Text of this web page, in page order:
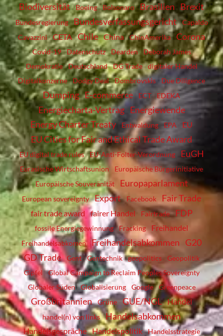
Biodiversität Boeing Bolsonaro Brasilien Brexit
Bundesregierung Bundesverfassungsgericht
Capaldo
Cavazzini
CETA Chile China ChinAmerika Corona
Covid-19 Datenschutz Dearden
Deborah James
Demokratie
Deutschland DG Trade
digitaler Handel
Digitalkonzerne
Dodgy Deal Dombrovskis Due Diligence
Dumping E-commerce ECT EDEKA
Energiecharta-Vertrag Energiewende
Energy Charter Treaty
Entwaldung EPA EU
EU Cities for Fair and Ethical Trade Award
EU digital trade rules EU-Anti-Folter-Verordnung EuGH
Eurasische Wirtschaftsunion
Europäische Bürgerinitiative
Europäische Souveränität
Europaparlament
European sovereignty Export Facebook Fair Trade
fair trade award fairer Handel Fairtrade FDP
fossile Energiegewinnung Fracking Freihandel
Freihandelsabkomen Freihandelsabkommen G20
GD Trade
Gent Gentechnik geopolitics
Geopolitik
Gipfel
Global Campaign to Reclaim Peoples Sovereignty
Globaler Süden
Globalisierung Google Greenpeace
Großbritannien Grüne GUE/NGL Handel
handel(n) von links Handelsabkommen
Handelsgespräche Handelspolitik Handelsstrategie